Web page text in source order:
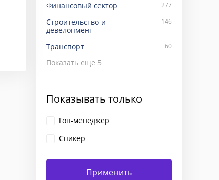
Финансовый сектор 277
Строительство и
девелопмент
146
Транспорт 60
Показать еще 5
Показывать только
Топ-менеджер
Спикер